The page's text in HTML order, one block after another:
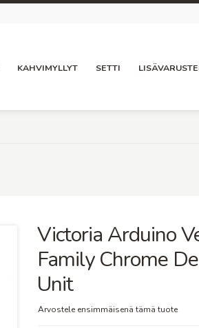
KAHVIMYLLYT SETTI
Victoria Arduino
Family Chrome
Unit
Arvostele ensimmäisenä tämä tuote